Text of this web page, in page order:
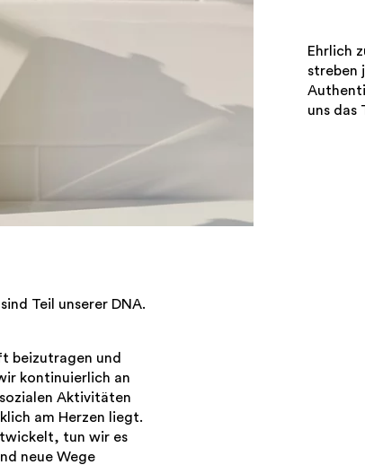
Ehrlich
streben
uns das
Teil unserer DNA.
beizutragen und
kontinuierlich an
Aktivitäten
am Herzen liegt.
tun wir es
neue Wege